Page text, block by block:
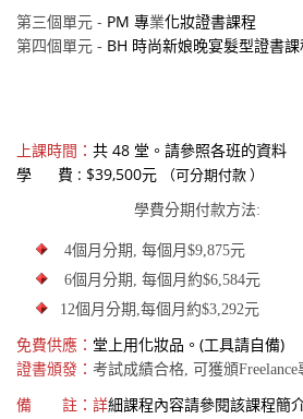
第三個單元 - PM 專業化妝證書課程
第四個單元 - BH 時尚新娘晚宴髮型證書課
上課時間： 共 48 堂。請參照各班的資料
學 費 : $39,500元
（可分期付款 ）
學費分期付款方法:
4個月分期 , 每個月 $9,875元
6個月分期 , 每個月約$6,584元
12個月分期 ,每個月約$3,292元
免費供應： 堂上用化妝品。(工具請自備)
證書頒發： 考試成績合格, 可獲頒Freelance
備 註：詳細課程內容請參閱該課程簡